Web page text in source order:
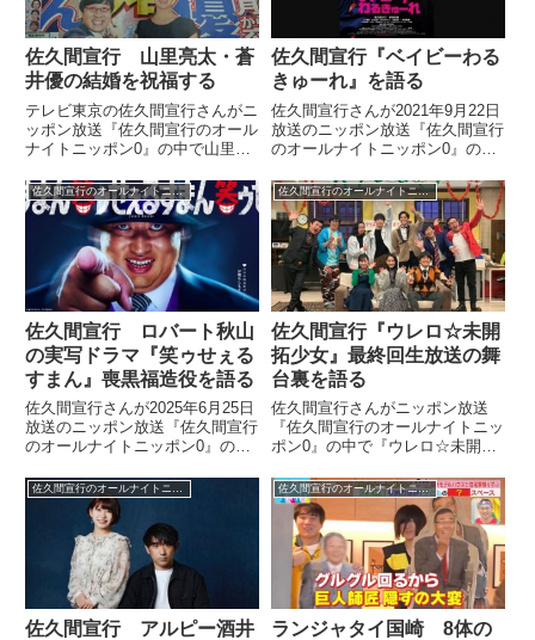
佐久間宣行 山里亮太・蒼
井優の結婚を祝福する
テレビ東京の佐久間宣行さんがニ
ッポン放送『佐久間宣行のオール
ナイトニッポン0』の中で山里亮
していました。「山里亮太と蒼井
優 結婚」って速報が飛び込んで
きたんだけど、この写真見るとか
なり信憑性が高まってきたな。
佐久間宣行『ベイビーわる
きゅーれ』を語る
佐久間宣行さんが2021年9月22日
放送のニッポン放送『佐久間宣行
のオールナイトニッポン0』の中
を紹介していました。
佐久間宣行のオールナイトニッポン0
佐久間宣行 ロバート秋山
の実写ドラマ『笑ゥせぇる
すまん』喪黒福造役を語る
佐久間宣行さんが2025年6月25日
放送のニッポン放送『佐久間宣行
のオールナイトニッポン0』の中
ん』で喪黒福造役をロバート秋山
さんが務めることが発表された件
について話していました。
佐久間宣行のオールナイトニッポン0
佐久間宣行『ウレロ☆未開
拓少女』最終回生放送の舞
台裏を語る
佐久間宣行さんがニッポン放送
『佐久間宣行のオールナイトニッ
ポン0』の中で『ウレロ☆未開拓
ついて話していました。（佐久間
宣行）あとですね、今週あった出
来事としては月曜日に『ウレロ☆
未開拓少女』っていう、『ウレ
ロ』...
佐久間宣行のオールナイトニッポン0
佐久間宣行 アルピー酒井
佐久間宣行のオールナイトニッポン0
ランジャタイ国崎 8体の